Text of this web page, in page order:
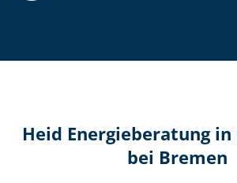
Heid Energieberatung
bei Bremen